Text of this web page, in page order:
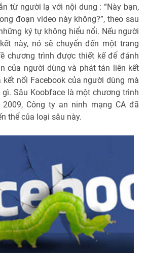
từ người lạ với nội dung : “Này bạn,
đoạn video này không?”, theo sau
ký tự không hiểu nổi. Nếu người
này, nó sẽ chuyển đến một trang
chương trình được thiết kế để đánh
của người dùng và phát tán liên kết
nối Facebook của người dùng mà
Sâu Koobface là một chương trình
Công ty an ninh mạng CA đã
thể của loại sâu này.